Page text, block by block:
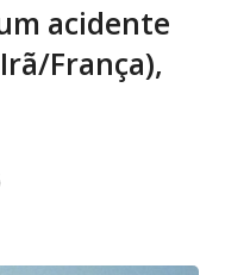
acidente
França),